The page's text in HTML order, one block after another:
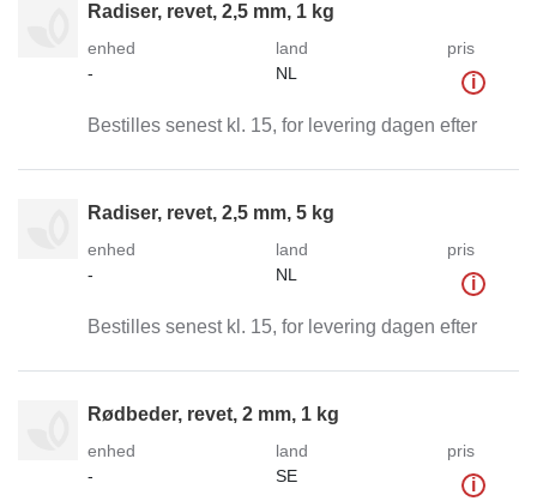
Radiser, revet, 2,5 mm, 1 kg
enhed
-
land
NL
pris
i
Bestilles senest kl. 15, for levering dagen efter
Radiser, revet, 2,5 mm, 5 kg
enhed
-
land
NL
pris
i
Bestilles senest kl. 15, for levering dagen efter
Rødbeder, revet, 2 mm, 1 kg
enhed
-
land
SE
pris
i